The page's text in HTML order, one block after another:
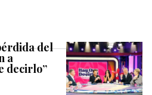
del
a
decirlo”